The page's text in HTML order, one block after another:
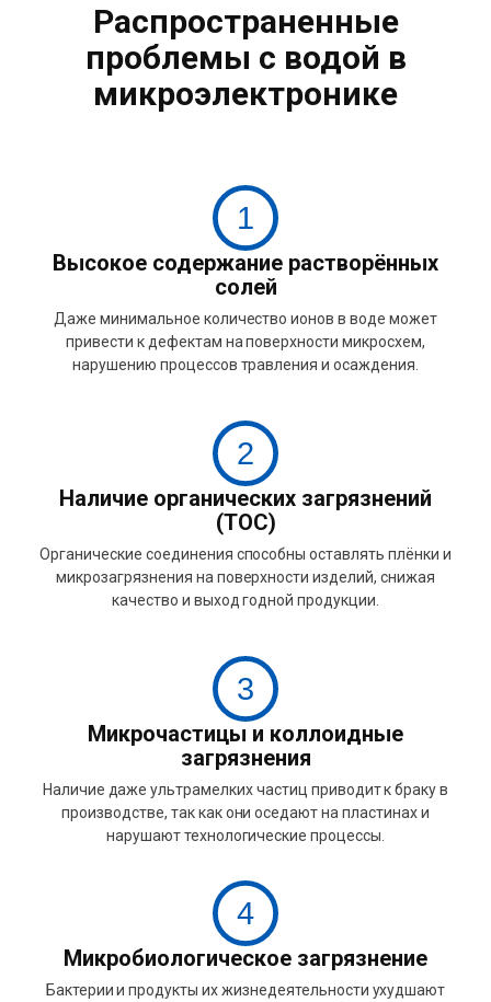
Распространенные
проблемы с водой в
микроэлектронике
1
Высокое содержание растворённых
солей
Даже минимальное количество ионов в воде может
привести к дефектам на поверхности микросхем,
нарушению процессов травления и осаждения.
2
Наличие органических загрязнений
(TOC)
Органические соединения способны оставлять плёнки и
микрозагрязнения на поверхности изделий, снижая
качество и выход годной продукции.
3
Микрочастицы и коллоидные
загрязнения
Наличие даже ультрамелких частиц приводит к браку в
производстве, так как они оседают на пластинах и
нарушают технологические процессы.
4
Микробиологическое загрязнение
Бактерии и продукты их жизнедеятельности ухудшают